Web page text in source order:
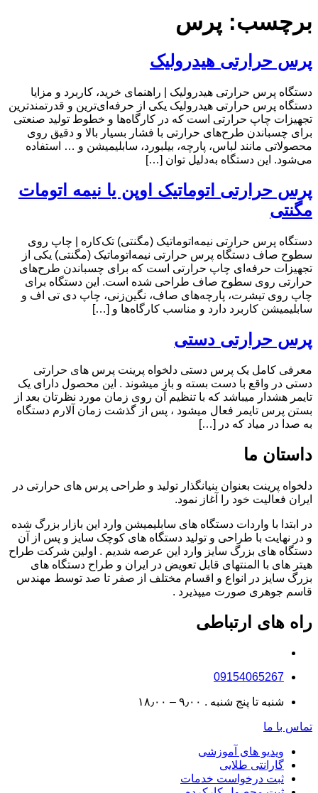
برچسب: پرس
پرس حرارتی هیدرولیک
دستگاه پرس حرارتی هیدرولیک | راهنمای خرید، کاربرد و مزایا
دستگاه پرس حرارتی هیدرولیک یکی از حرفه‌ای‌ترین و قدرتمندترین
تجهیزات چاپ حرارتی است که در کارگاه‌ها و خطوط تولید صنعتی
برای چسباندن طرح‌های حرارتی با فشار بسیار بالا و دقیق روی
محصولاتی مانند لباس، پارچه، بیلبورد، سابلیمیشن و … استفاده
می‌شود. این دستگاه به‌دلیل توان […]
پرس حرارتی اتوماتیک اوپن یا نیمه اتومات
مگنتی
دستگاه پرس حرارتی نیمه‌اتوماتیک (مگنتی) تک‌کاره | چاپ روی
سطوح صاف دستگاه پرس حرارتی نیمه‌اتوماتیک (مگنتی) یکی از
تجهیزات حرفه‌ای چاپ حرارتی است که برای چسباندن طرح‌های
حرارتی روی سطوح صاف طراحی شده است. این دستگاه برای
چاپ روی تیشرت، پارچه‌های صاف، نگین‌زنی، چاپ دی تی اف و
سابلیمیشن کاربرد دارد و مناسب کارگاه‌ها و […]
پرس حرارتی دستی
معرفی کامل یک پرس دستی دلخواه پرینت پرس های حرارتی
دستی در واقع با دست بسته و باز میشوند . این محصول دارای یک
تایمر هشدار میباشد که با تنظیم آن روی زمان مورد نظرتان بعد از
بستن پرس تایمر فعال میشود ، پس از گذشت زمان آلارم دستگاه
به صدا در میاد که در […]
داستان ما
دلخواه پرینت بعنوان بنیانگذار تولید و طراحی پرس های حرارتی در
ایران فعالیت خود را آغاز نمود.
در ابتدا با واردات دستگاه های سابلیمیشن وارد این بازار بزرگ شده
و در نهایت با طراحی و تولید دستگاه های کوچک سایز و پس از آن
دستگاه های بزرگ سایز وارد این عرصه شدیم . اولین شرکت طراح
هیتر های با المنتهای قابل تعویض در ایران و طراح دستگاه های
بزرگ سایز در انواع و اقسام مختلف از صفر تا صد توسط مهندس
قاسم جوهری صورت میپذیرد .
راه های ارتباطی
09154065267
شنبه تا پنج شنبه . ۹٫۰۰ – ۱۸٫۰۰
تماس با ما
ویدیو های آموزشی
گارانتی طلایی
ثبت درخواست خدمات